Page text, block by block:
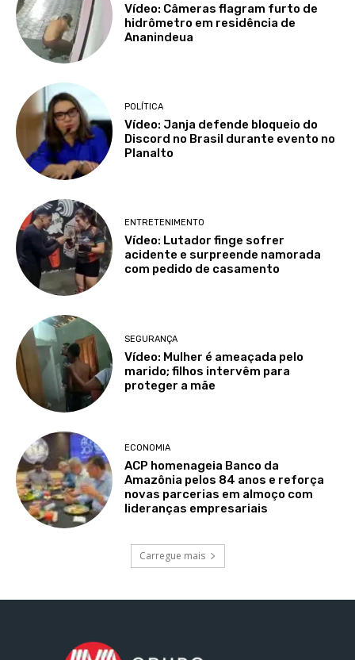
Vídeo: Câmeras flagram furto de
hidrômetro em residência de
Ananindeua
POLÍTICA
Vídeo: Janja defende bloqueio do
Discord no Brasil durante evento no
Planalto
ENTRETENIMENTO
Vídeo: Lutador finge sofrer
acidente e surpreende namorada
com pedido de casamento
SEGURANÇA
Vídeo: Mulher é ameaçada pelo
marido; filhos intervêm para
proteger a mãe
ECONOMIA
ACP homenageia Banco da
Amazônia pelos 84 anos e reforça
novas parcerias em almoço com
lideranças empresariais
Carregue mais